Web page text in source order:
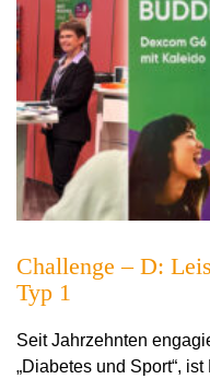
Challenge – D:
Typ 1
Seit Jahrzehnten
„Diabetes und Sport“,